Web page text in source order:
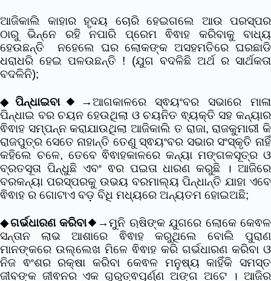
ଆଜିକାଲି କାହାର ହୃଦୟ ଚୋରି ହେଇଗଲେ ଆଉ ପରସ୍ପର
ଠାରୁ ଭିନ୍ନେ ରହି ନପାରି ପ୍ରେମ ଵିଵାହ କରିବାକୁ ବାଧ୍ୟ
ହେଉଛନ୍ତି ନହେଲେ ଘର ଲୋକଙ୍କ ଅସହମତିରେ ଘରଛାଡି
ଧରାଧରି ହେଇ ପଳଉଛନ୍ତି ! (ଯୁଗ ବଦଳିଛି ଅର୍ଥ ର ସାର୍ଥକତା
ବଦଳିନି);
◆ ପିନ୍ଧାଇବା◆→ଆଗକାଳରେ ସ୍ଵୟଂବର ସଭାରେ ମାଳା
ପିନ୍ଧାଇ ବର ଚୟନ ହେଉଥିଲା ଓ ଚୟନିତ ଵ୍ୟକ୍ତି ସହ କନ୍ୟାର
ଵିଵାହ ସମ୍ପନ୍ନ କରାଯାଉଥିଲା ଆଜିକାଲି ତ ରାଜା, ରାଜକୁମାରୀ କି
ରାଜପୁତ୍ର ସେତେ ନାହାନ୍ତି ତେଣୁ ସ୍ଵୟଂବର ସଭାର ସଂସ୍କୃତି ନାହିଁ
କହିଲେ ଚଳେ, ତେବେ ଵିଵାହକାଳରେ କନ୍ୟା ମଙ୍ଗଳସୂତ୍ର ଓ
ବ୍ରତସୂତା ପିନ୍ଧୁଛି ଏବଂ ଵର ପଇତା ଧାରଣ କରୁଛି । ଆଜିରେ
ବରକନ୍ୟା ପରସ୍ପରକୁ ଉଭୟ ବରମାଲ୍ୟ ପିନ୍ଧାନ୍ତି ଯାହା ଏବେ
ଵିଵାହ ର ଗୋଟାଏ ବଡ଼ ବିଧି ମଧ୍ୟରେ ଅନ୍ୟତମ ହୋଇଅଛି;
◆ଗର୍ଭଧାରଣ କରିବା◆→ମୁନି ଋଷିଙ୍କ ଯୁଗରେ ଲୋକେ କେଵଳ
ସନ୍ତାନ ଲାଭ ଆଶାରେ ଵିଵାହ କରୁଥିଲେ ବୋଲି ପୁରାଣ
ମାନଙ୍କରେ ଉଲ୍ଲେଖ ମିଳେ ଵିଵାହ କରି ଗର୍ଭଧାରଣ କରିବା ଓ
ନିଜ ଵଂଶର ରକ୍ଷା କରିବା କେଵଳ ମନୁଷ୍ୟ କାହିଁକି ସମସ୍ତ
ଜୀବଙ୍କ ଜୀଵନର ଏକ ଗୁରୁତ୍ଵପୂର୍ଣ୍ଣ ଅଙ୍ଗ ଅଟେ । ଆଜିର